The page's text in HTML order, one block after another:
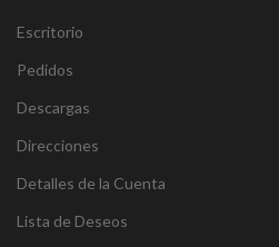
Escritorio
Pedidos
Descargas
Direcciones
Detalles de la Cuenta
Lista de Deseos